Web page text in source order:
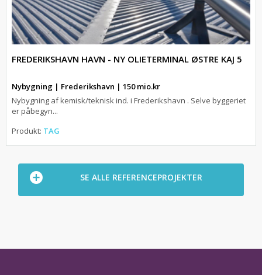
FREDERIKSHAVN HAVN - NY OLIETERMINAL ØSTRE KAJ 5
Nybygning | Frederikshavn | 150 mio.kr
Nybygning af kemisk/teknisk ind. i Frederikshavn . Selve byggeriet
er påbegyn...
Produkt: TAG
SE ALLE REFERENCEPROJEKTER